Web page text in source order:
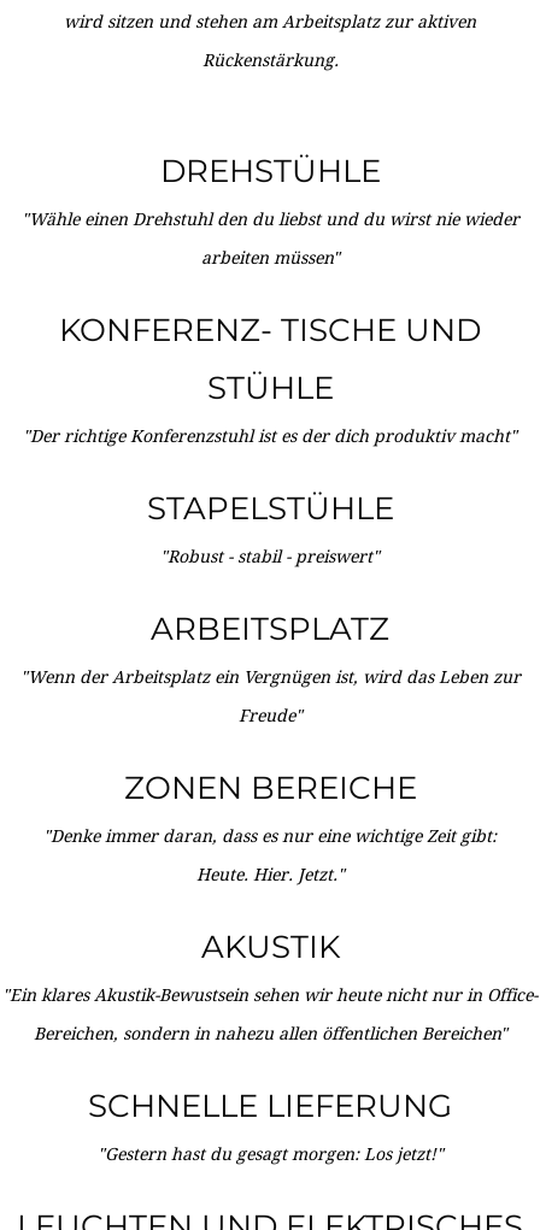
wird sitzen und stehen am Arbeitsplatz zur aktiven
Rückenstärkung.
DREHSTÜHLE
"Wähle einen Drehstuhl den du liebst und du wirst nie wieder
arbeiten müssen"
KONFERENZ- TISCHE UND
STÜHLE
"Der richtige Konferenzstuhl ist es der dich produktiv macht"
STAPELSTÜHLE
"Robust - stabil - preiswert"
ARBEITSPLATZ
"Wenn der Arbeitsplatz ein Vergnügen ist, wird das Leben zur
Freude"
ZONEN BEREICHE
"Denke immer daran, dass es nur eine wichtige Zeit gibt:
Heute. Hier. Jetzt."
AKUSTIK
"Ein klares Akustik-Bewustsein sehen wir heute nicht nur in Office-
Bereichen, sondern in nahezu allen öffentlichen Bereichen"
SCHNELLE LIEFERUNG
"Gestern hast du gesagt morgen: Los jetzt!"